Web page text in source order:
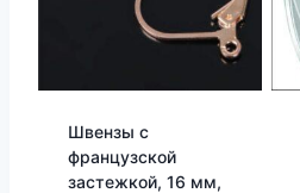
Швензы с
французской
застежкой, 16 мм,